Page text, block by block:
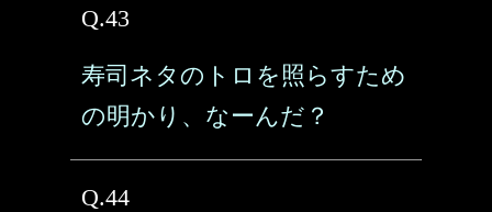
Q.43
寿司ネタのトロを照らすため
の明かり、なーんだ？
Q.44